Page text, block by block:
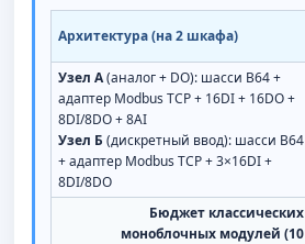
Архитектура (на 2 шкафа)
Узел А(аналог + DO): шасси B64 +
адаптер Modbus TCP + 16DI + 16DO +
8DI/8DO + 8AI
Узел Б (дискретный ввод): шасси B64
+ адаптер Modbus TCP + 3×16DI +
8DI/8DO
Бюджет классических
моноблочных модулей (10